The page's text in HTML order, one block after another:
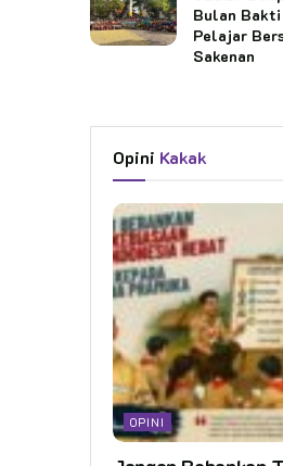
Bulan Bakti
Pelajar
Sakenan
Opini Kakak
OPINI